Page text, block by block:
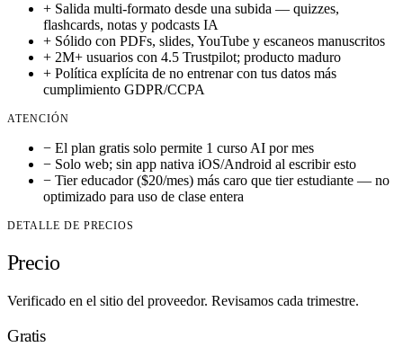
+ Salida multi-formato desde una subida — quizzes,
flashcards, notas y podcasts IA
+ Sólido con PDFs, slides, YouTube y escaneos manuscritos
+ 2M+ usuarios con 4.5 Trustpilot; producto maduro
+ Política explícita de no entrenar con tus datos más
cumplimiento GDPR/CCPA
ATENCIÓN
− El plan gratis solo permite 1 curso AI por mes
− Solo web; sin app nativa iOS/Android al escribir esto
− Tier educador ($20/mes) más caro que tier estudiante — no
optimizado para uso de clase entera
DETALLE DE PRECIOS
Precio
Verificado en el sitio del proveedor. Revisamos cada trimestre.
Gratis